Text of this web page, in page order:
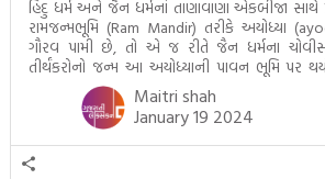
હિંદુ ધર્મ અને જૈન ધર્મનાં તાણાવાણા એકબીજા સાથે
રામજન્મભૂમિ (Ram Mandir) તરીકે અયોધ્યા
ગૌરવ પામી છે, તો એ જ રીતે જૈન ધર્મના ચોવીસ
તીર્થંકરોનો જન્મ આ અયોધ્યાની પાવન ભૂમિ પર
તીર્થંકરોમાંથી પાંચ-પાંચ તીર્થંકરોનાં કલ્યાણકો
જીવનની ચ્યવન(માતાના […]
Maitri shah
January 19 2024